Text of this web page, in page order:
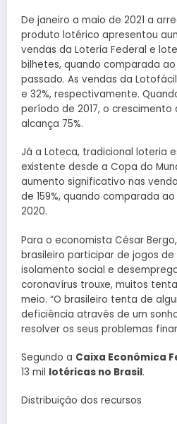
De janeiro a maio de 2021 a
produto lotérico apresentou
vendas da Loteria Federal e
bilhetes, quando comparada
passado. As vendas da
e 32%, respectivamente.
período de 2017, o
alcança 75%.
Já a Loteca, tradicional loteria
existente desde a Copa do
aumento significativo nas
de 159%, quando comparada
2020.
Para o economista César
brasileiro participar de jogos
isolamento social e
coronavírus trouxe, muitos
meio. “O brasileiro tenta de
deficiência através de um
resolver os seus problemas
Segundo a Caixa Econômica
13 mil lotéricas no Brasil.
Distribuição dos recursos